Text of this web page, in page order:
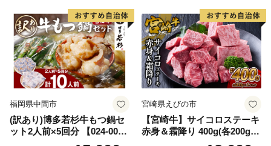
福岡県中間市
(訳あり)博多若杉牛もつ鍋セ
ット2人前×5回分 【024-002
宮崎県えびの市
【宮崎牛】サイコロステーキ
赤身＆霜降り 400g(各200g×
１P 計2P) 真空パック 冷凍